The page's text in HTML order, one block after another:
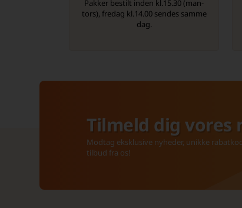
Pakker bestilt inden kl.15.30 (man-
tors), fredag kl.14.00 sendes samme
dag.
Tilmeld dig vores
Modtag eksklusive nyheder, unikke
tilbud fra os!